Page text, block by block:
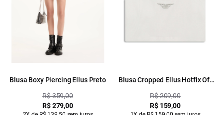
Blusa Boxy Piercing Ellus Preto
R$ 359,00
R$ 279,00
Blusa Cropped Ellus Hotfix Off
R$ 209,00
R$ 159,00